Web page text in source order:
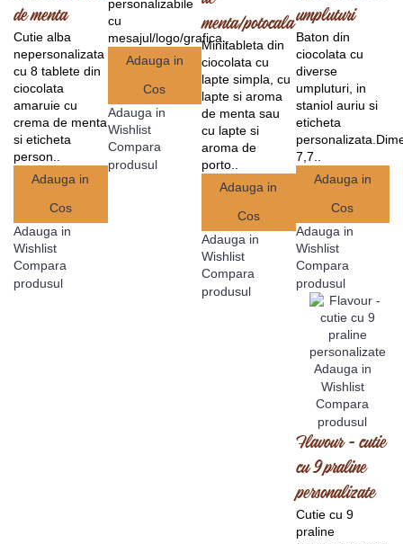
de menta
Cutie alba
nepersonalizata
cu 8 tablete din
ciocolata
amaruie cu
crema de menta
si eticheta
person..
Adauga in
Cos
Adauga in
Wishlist
Compara
produsul
personalizabile
cu
mesajul/logo/grafica..
Adauga in
Cos
Adauga in
Wishlist
Compara
produsul
menta/potocala
Minitableta din
ciocolata cu
lapte simpla, cu
lapte si aroma
de menta sau
cu lapte si
aroma de
porto..
Adauga in
Cos
Adauga in
Wishlist
Compara
produsul
umpluturi
Baton din
ciocolata cu
diverse
umpluturi, in
staniol auriu si
eticheta
7,7..
Adauga in
Cos
Adauga in
Wishlist
Compara
produsul
Adauga in
Wishlist
Compara
produsul
Flavour - cutie
cu 9 praline
personalizate
Cutie cu 9
praline